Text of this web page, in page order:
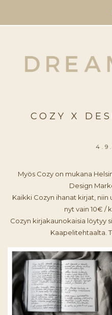
COZY X
Myös Cozy on mukana
Design
Kaikki Cozyn ihanat kirjat,
nyt vain 10€ /
Cozyn kirjakaunokaisia löytyy
Kaapelitehtaalta.